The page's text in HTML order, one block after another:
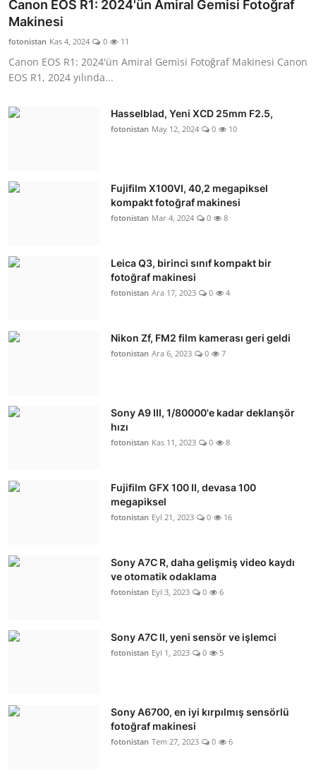
Canon EOS R1: 2024'ün Amiral Gemisi Fotoğraf
Makinesi
fotonistan Kas 4, 2024 0 11
Canon EOS R1: 2024'ün Amiral Gemisi Fotoğraf Makinesi Canon
EOS R1, 2024 yılında...
Hasselblad, Yeni XCD 25mm F2.5,
fotonistan May 12, 2024 0 10
Fujifilm X100VI, 40,2 megapiksel
kompakt fotoğraf makinesi
fotonistan Mar 4, 2024 0 8
Leica Q3, birinci sınıf kompakt bir
fotoğraf makinesi
fotonistan Ara 17, 2023 0 4
Nikon Zf, FM2 film kamerası geri geldi
fotonistan Ara 6, 2023 0 7
Sony A9 III, 1/80000'e kadar deklanşör
hızı
fotonistan Kas 11, 2023 0 8
Fujifilm GFX 100 II, devasa 100
megapiksel
fotonistan Eyl 21, 2023 0 16
Sony A7C R, daha gelişmiş video kaydı
ve otomatik odaklama
fotonistan Eyl 3, 2023 0 6
Sony A7C II, yeni sensör ve işlemci
fotonistan Eyl 1, 2023 0 5
Sony A6700, en iyi kırpılmış sensörlü
fotoğraf makinesi
fotonistan Tem 27, 2023 0 6